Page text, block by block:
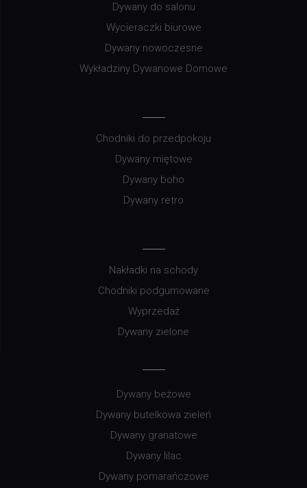
Dywany do salonu
Wycieraczki biurowe
Dywany nowoczesne
Wykładziny Dywanowe Domowe
Chodniki do przedpokoju
Dywany miętowe
Dywany boho
Dywany retro
Nakładki na schody
Chodniki podgumowane
Wyprzedaż
Dywany zielone
Dywany beżowe
Dywany butelkowa zieleń
Dywany granatowe
Dywany lilac
Dywany pomarańczowe